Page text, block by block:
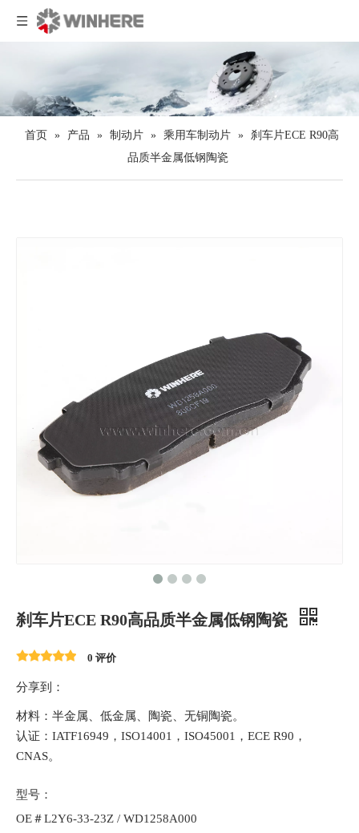
首页 » 产品 » 制动片 » 乘用车制动片 » 刹车片ECE R90高
品质半金属低钢陶瓷
刹车片ECE R90高品质半金属低钢陶瓷
0 评价
分享到：
材料：半金属、低金属、陶瓷、无铜陶瓷。
认证：IATF16949，ISO14001，ISO45001，ECE R90，
CNAS。
型号：
OE＃L2Y6-33-23Z / WD1258A000